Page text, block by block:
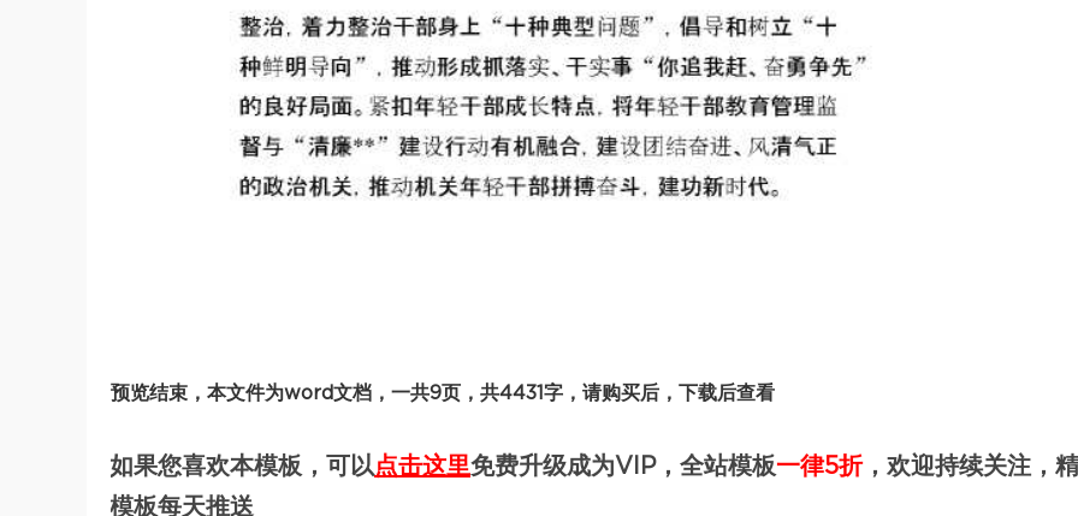
预览结束，本文件为word文档，一共9页，共4431字，请购买后，下载后查看
如果您喜欢本模板，可以点击这里免费升级成为VIP，全站模板一律5折，欢迎持续关注，
模板每天推送